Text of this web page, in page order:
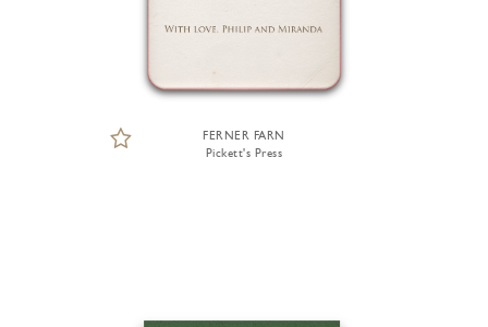
FERNER FARN
Pickett's Press